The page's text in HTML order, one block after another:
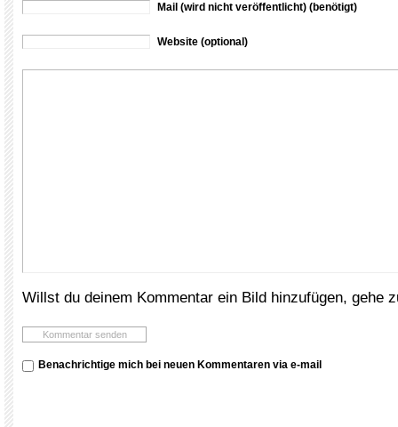
Mail (wird nicht veröffentlicht) (benötigt)
Website (optional)
Willst du deinem Kommentar ein Bild hinzufügen, gehe
Benachrichtige mich bei neuen Kommentaren via e-mail